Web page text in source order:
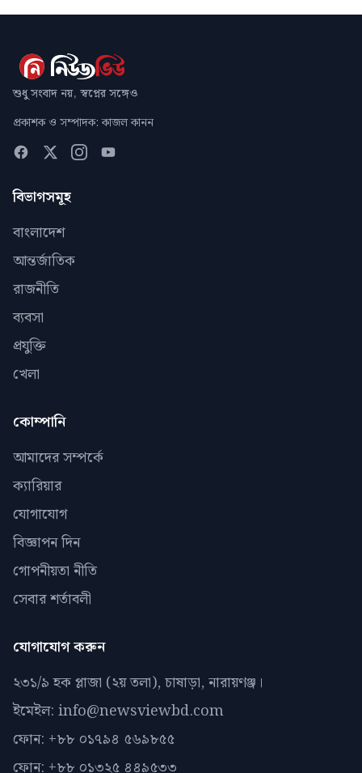
শুধু সংবাদ নয়, স্বপ্নের সঙ্গেও
প্রকাশক ও সম্পাদক: কাজল কানন
বিভাগসমূহ
বাংলাদেশ
আন্তর্জাতিক
রাজনীতি
ব্যবসা
প্রযুক্তি
খেলা
কোম্পানি
আমাদের সম্পর্কে
ক্যারিয়ার
যোগাযোগ
বিজ্ঞাপন দিন
গোপনীয়তা নীতি
সেবার শর্তাবলী
যোগাযোগ করুন
২৩১/৯ হক প্লাজা (২য় তলা), চাষাড়া, নারায়ণঞ্জ।
ইমেইল: info@newsviewbd.com
ফোন: +৮৮ ০১৭৯৪ ৫৬৯৮৫৫
ফোন: +৮৮ ০১৩২৫ ৪৪৯৫৩৩